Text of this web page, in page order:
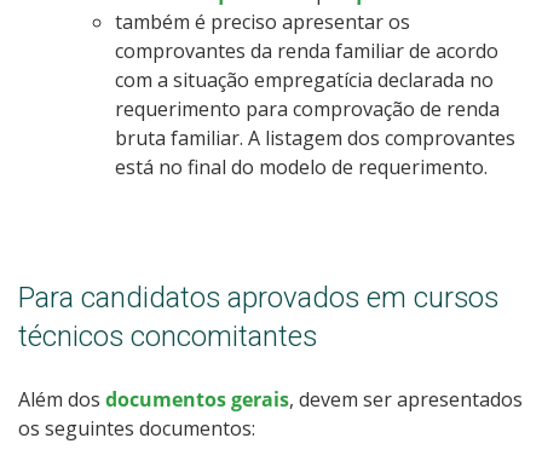
também é preciso apresentar os
comprovantes da renda familiar de acordo
com a situação empregatícia declarada no
requerimento para comprovação de renda
bruta familiar. A listagem dos comprovantes
está no final do modelo de requerimento.
Para candidatos aprovados em cursos
técnicos concomitantes
Além dos documentos gerais, devem ser apresentados
os seguintes documentos: